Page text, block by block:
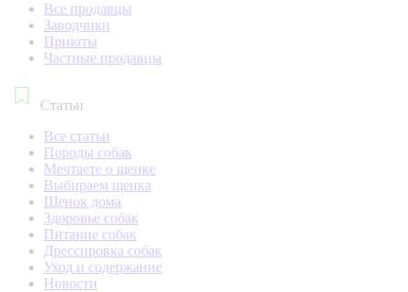
Все продавцы
Заводчики
Приюты
Частные продавцы
Статьи
Все статьи
Породы собак
Мечтаете о щенке
Выбираем щенка
Щенок дома
Здоровье собак
Питание собак
Дрессировка собак
Уход и содержание
Новости